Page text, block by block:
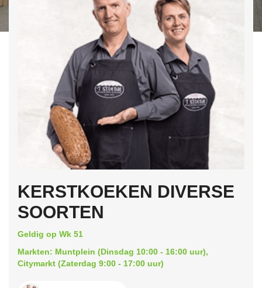
KERSTKOEKEN DIVERSE
SOORTEN
Geldig op Wk 51
Markten: Muntplein (Dinsdag 10:00 - 16:00 uur),
Citymarkt (Zaterdag 9:00 - 17:00 uur)